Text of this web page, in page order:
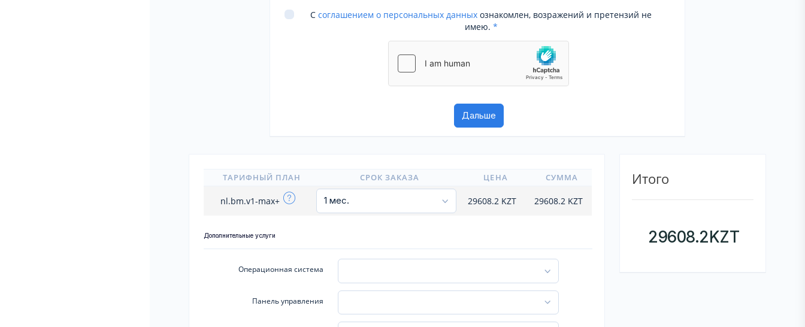
С соглашением о персональных данных ознакомлен, возражений и претензий не
имею. *
ТАРИФНЫЙ ПЛАН СРОК ЗАКАЗА ЦЕНА СУММА
nl.bm.v1-max+ 29608.2 KZT 29608.2KZT
Дополнительные услуги
Операционная система
Панель управления
Итого
29608.2KZT